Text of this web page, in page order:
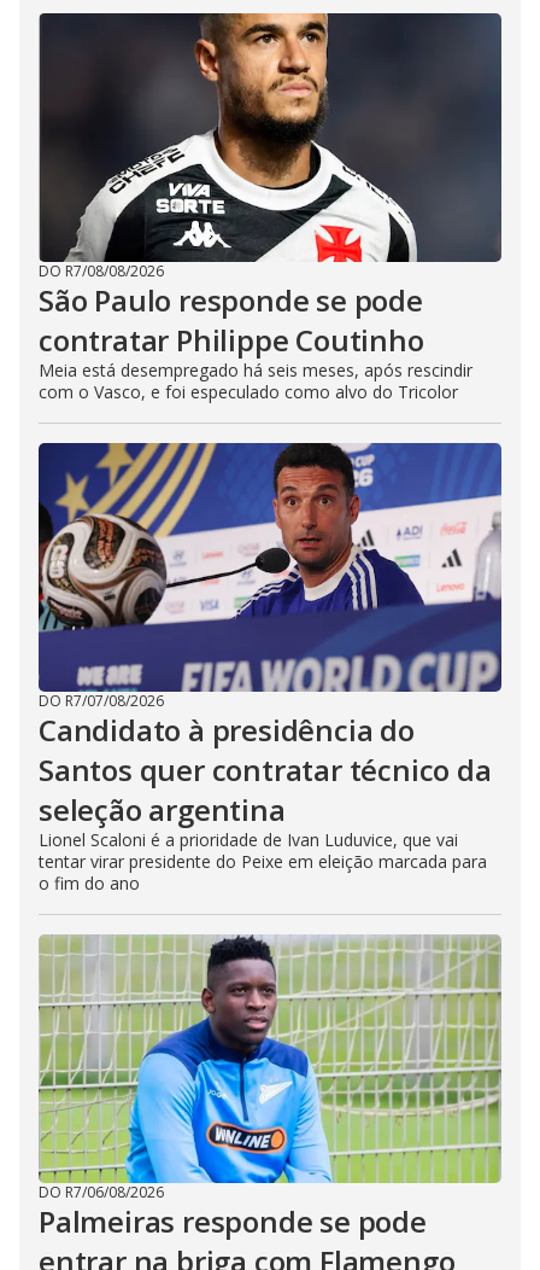
DO R7/08/08/2026
São Paulo responde se pode
contratar Philippe Coutinho
Meia está desempregado há seis meses, após rescindir
com o Vasco, e foi especulado como alvo do Tricolor
DO R7/07/08/2026
Candidato à presidência do
Santos quer contratar técnico da
seleção argentina
Lionel Scaloni é a prioridade de Ivan Luduvice, que vai
tentar virar presidente do Peixe em eleição marcada para
o fim do ano
DO R7/06/08/2026
Palmeiras responde se pode
entrar na briga com Flamengo